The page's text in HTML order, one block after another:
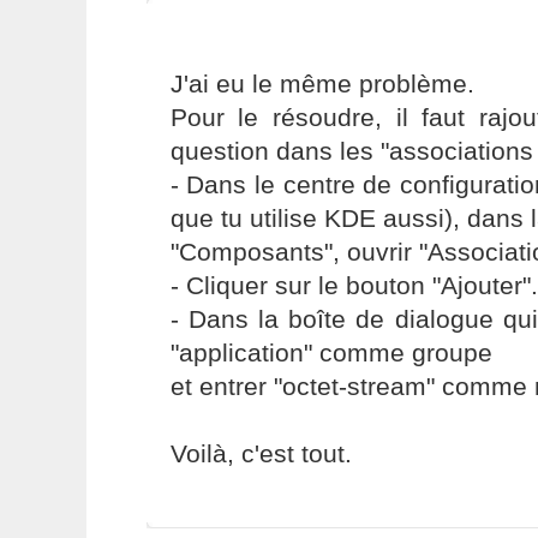
J'ai eu le même problème.
Pour le résoudre, il faut
question dans les
- Dans le centre de
que tu utilise KDE aussi), dans
"Composants", ouvrir
- Cliquer sur le bouton "Ajouter".
- Dans la boîte de dialogue
"application" comme groupe
et entrer "octet-stream" comme
Voilà, c'est tout.